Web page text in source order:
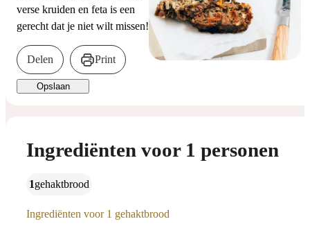
verse kruiden en feta is een
gerecht dat je niet wilt missen!
Delen Print
Opslaan
Ingrediënten voor 1 personen
1 gehaktbrood
Ingrediënten voor 1 gehaktbrood